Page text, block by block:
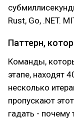
Rust, Go, .NET.
Паттерн,
Команды,
этапе, находят
несколько
пропускают
гадать - почему